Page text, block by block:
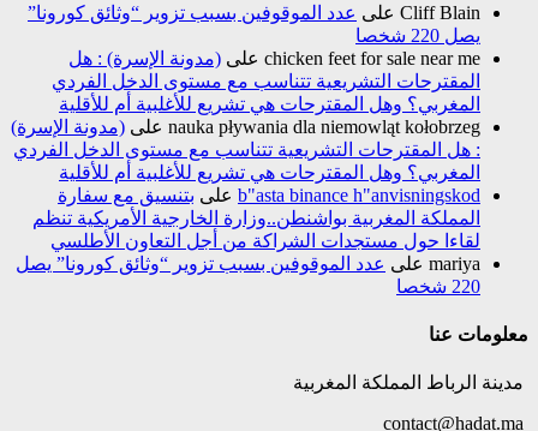
Cliff Blain على عدد الموقوفين بسبب تزوير “وثائق كورونا”
يصل 220 شخصا
chicken feet for sale near me على (مدونة الإسرة) : هل
المقترحات التشريعية تتناسب مع مستوى الدخل الفردي
المغربي؟ وهل المقترحات هي تشريع للأغلبية أم للأقلية
nauka pływania dla niemowląt kołobrzeg على (مدونة الإسرة)
: هل المقترحات التشريعية تتناسب مع مستوى الدخل الفردي
المغربي؟ وهل المقترحات هي تشريع للأغلبية أم للأقلية
b"asta binance h"anvisningskod على بتنسيق مع سفارة
المملكة المغربية بواشنطن..وزارة الخارجية الأمريكية تنظم
لقاءا حول مستجدات الشراكة من أجل التعاون الأطلسي
mariya على عدد الموقوفين بسبب تزوير “وثائق كورونا” يصل
220 شخصا
معلومات عنا
مدينة الرباط المملكة المغربية